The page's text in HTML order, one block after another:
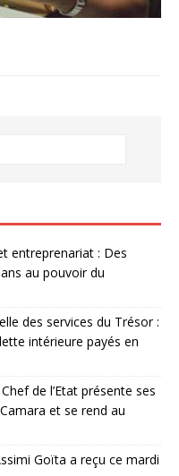
entreprenariat : Des
au pouvoir du
des services du Trésor :
intérieure payés en
de l’Etat présente ses
et se rend au
Goïta a reçu ce mardi